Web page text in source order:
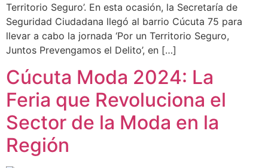
Territorio Seguro’. En esta ocasión, la Secretaría de
Seguridad Ciudadana llegó al barrio Cúcuta 75 para
llevar a cabo la jornada ‘Por un Territorio Seguro,
Juntos Prevengamos el Delito’, en […]
Cúcuta Moda 2024: La
Feria que Revoluciona el
Sector de la Moda en la
Región